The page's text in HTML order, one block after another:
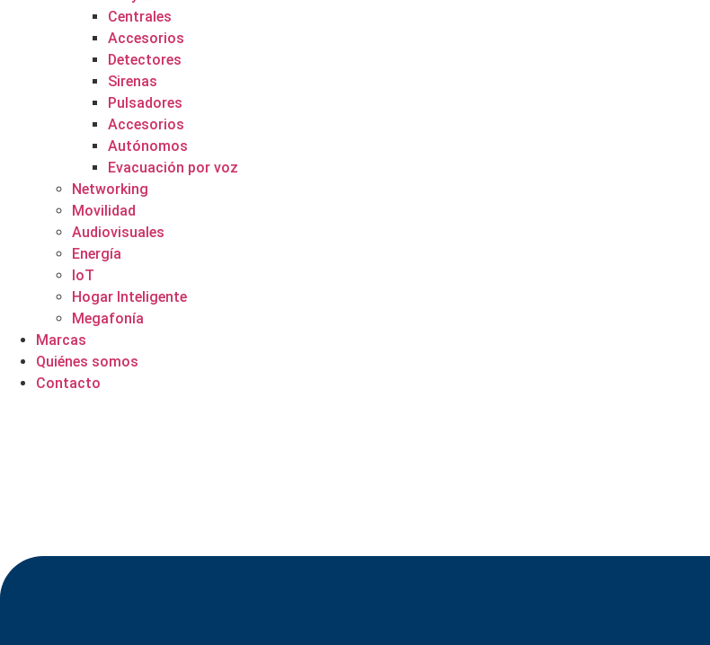
Centrales
Accesorios
Detectores
Sirenas
Pulsadores
Accesorios
Autónomos
Evacuación por voz
Networking
Movilidad
Audiovisuales
Energía
IoT
Hogar Inteligente
Megafonía
Marcas
Quiénes somos
Contacto